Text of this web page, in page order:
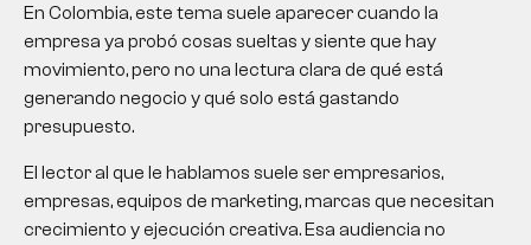
En Colombia, este tema suele aparecer cuando la
empresa ya probó cosas sueltas y siente que hay
movimiento, pero no una lectura clara de qué está
generando negocio y qué solo está gastando
presupuesto.
El lector al que le hablamos suele ser empresarios,
empresas, equipos de marketing, marcas que necesitan
crecimiento y ejecución creativa. Esa audiencia no